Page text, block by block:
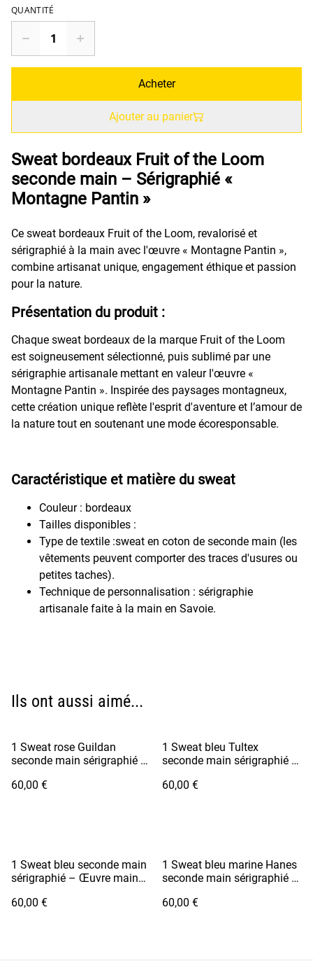
QUANTITÉ
Acheter
Ajouter au panier
Sweat bordeaux Fruit of the Loom
seconde main – Sérigraphié «
Montagne Pantin »
Ce sweat bordeaux Fruit of the Loom, revalorisé et
sérigraphié à la main avec l'œuvre « Montagne Pantin »,
combine artisanat unique, engagement éthique et passion
pour la nature.
Présentation du produit :
Chaque sweat bordeaux de la marque Fruit of the Loom
est soigneusement sélectionné, puis sublimé par une
sérigraphie artisanale mettant en valeur l'œuvre «
Montagne Pantin ». Inspirée des paysages montagneux,
cette création unique reflète l'esprit d'aventure et l’amour de
la nature tout en soutenant une mode écoresponsable.
Caractéristique et matière du sweat
Couleur : bordeaux
Tailles disponibles :
Type de textile :sweat en coton de seconde main (les
vêtements peuvent comporter des traces d'usures ou
petites taches).
Technique de personnalisation : sérigraphie
artisanale faite à la main en Savoie.
Ils ont aussi aimé...
1 Sweat rose Guildan
seconde main sérigraphié –
60,00 €
1 Sweat bleu Tultex
seconde main sérigraphié –
60,00 €
1 Sweat bleu seconde main
sérigraphié – Œuvre main
60,00 €
1 Sweat bleu marine Hanes
seconde main sérigraphié –
60,00 €